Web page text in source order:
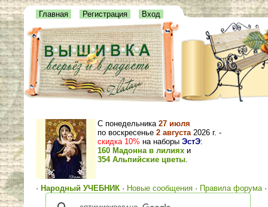
Главная Регистрация Вход
С понедельника 27 июля
по воскресенье 2 августа 2026 г. -
скидка 10% на наборы ЭстЭ:
160 Мадонна в лилиях и
354 Альпийские цветы.
· Народный УЧЕБНИК · Новые сообщения · Правила форума